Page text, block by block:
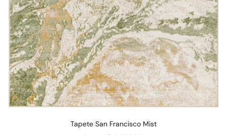
Tapete San Francisco Mist